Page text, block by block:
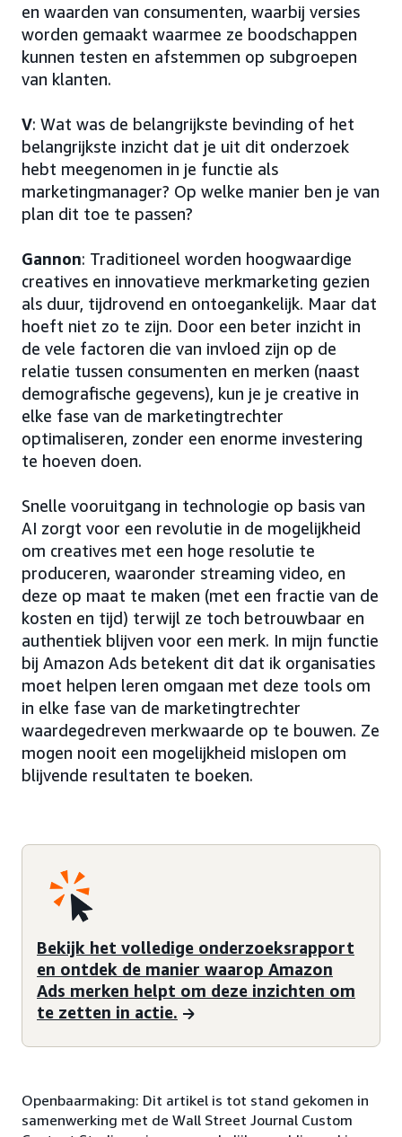
en waarden van consumenten, waarbij versies
worden gemaakt waarmee ze boodschappen
kunnen testen en afstemmen op subgroepen
van klanten.
V: Wat was de belangrijkste bevinding of het
belangrijkste inzicht dat je uit dit onderzoek
hebt meegenomen in je functie als
marketingmanager? Op welke manier ben je van
plan dit toe te passen?
Gannon: Traditioneel worden hoogwaardige
creatives en innovatieve merkmarketing gezien
als duur, tijdrovend en ontoegankelijk. Maar dat
hoeft niet zo te zijn. Door een beter inzicht in
de vele factoren die van invloed zijn op de
relatie tussen consumenten en merken (naast
demografische gegevens), kun je je creative in
elke fase van de marketingtrechter
optimaliseren, zonder een enorme investering
te hoeven doen.
Snelle vooruitgang in technologie op basis van
AI zorgt voor een revolutie in de mogelijkheid
om creatives met een hoge resolutie te
produceren, waaronder streaming video, en
deze op maat te maken (met een fractie van de
kosten en tijd) terwijl ze toch betrouwbaar en
authentiek blijven voor een merk. In mijn functie
bij Amazon Ads betekent dit dat ik organisaties
moet helpen leren omgaan met deze tools om
in elke fase van de marketingtrechter
waardegedreven merkwaarde op te bouwen. Ze
mogen nooit een mogelijkheid mislopen om
blijvende resultaten te boeken.
Bekijk het volledige onderzoeksrapport
en ontdek de manier waarop Amazon
Ads merken helpt om deze inzichten om
te zetten in actie.
Openbaarmaking: Dit artikel is tot stand gekomen in
samenwerking met de Wall Street Journal Custom